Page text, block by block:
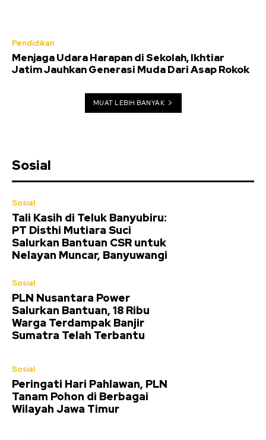
Pendidikan
Menjaga Udara Harapan di Sekolah, Ikhtiar
Jatim Jauhkan Generasi Muda Dari Asap Rokok
MUAT LEBIH BANYAK
Sosial
Sosial
Tali Kasih di Teluk Banyubiru:
PT Disthi Mutiara Suci
Salurkan Bantuan CSR untuk
Nelayan Muncar, Banyuwangi
Sosial
PLN Nusantara Power
Salurkan Bantuan, 18 Ribu
Warga Terdampak Banjir
Sumatra Telah Terbantu
Sosial
Peringati Hari Pahlawan, PLN
Tanam Pohon di Berbagai
Wilayah Jawa Timur